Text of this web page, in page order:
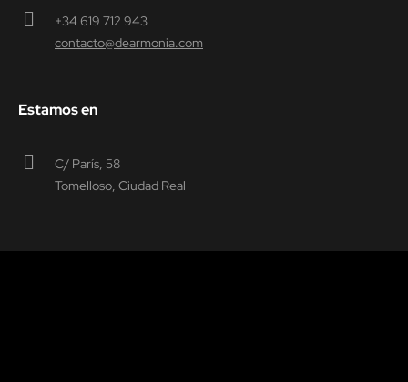
+34 619 712 943
contacto@dearmonia.com
Estamos en
C/ París, 58
Tomelloso, Ciudad Real